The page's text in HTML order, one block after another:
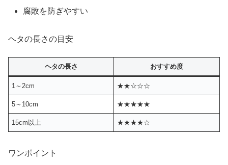
腐敗を防ぎやすい
ヘタの長さの目安
ヘタの長さ おすすめ度
1～2cm ★★☆☆☆
5～10cm ★★★★★
15cm以上 ★★★★☆
ワンポイント